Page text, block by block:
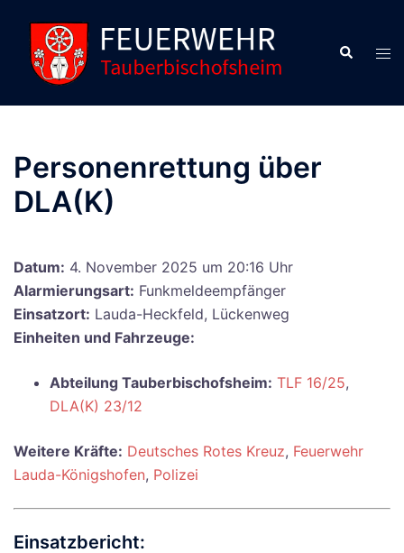
Inhalt
springen
Suche
Personenrettung über
DLA(K)
Datum: 4. November 2025 um 20:16 Uhr
Alarmierungsart: Funkmeldeempfänger
Einsatzort: Lauda-Heckfeld, Lückenweg
Einheiten und Fahrzeuge:
Abteilung Tauberbischofsheim: TLF 16/25,
DLA(K) 23/12
Weitere Kräfte: Deutsches Rotes Kreuz, Feuerwehr
Lauda-Königshofen, Polizei
Einsatzbericht: